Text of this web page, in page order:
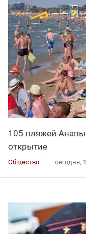
105 пляжей
открытие
Общество сегодня,